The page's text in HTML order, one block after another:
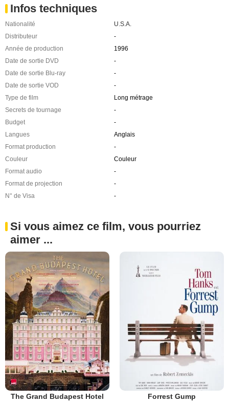
Infos techniques
Nationalité
U.S.A.
Distributeur
-
Année de production
1996
Date de sortie DVD
-
Date de sortie Blu-ray
-
Date de sortie VOD
-
Type de film
Long métrage
Secrets de tournage
-
Budget
-
Langues
Anglais
Format production
-
Couleur
Couleur
Format audio
-
Format de projection
-
N° de Visa
-
Si vous aimez ce film, vous pourriez
aimer ...
The Grand Budapest Hotel Forrest Gump